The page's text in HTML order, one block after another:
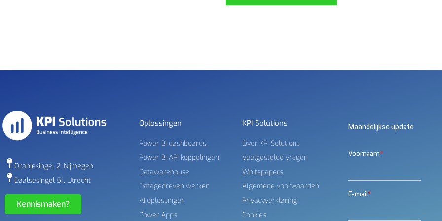
Oranjesingel 2, Nijmegen
Daalsesingel 51, Utrecht
Kennismaken?
Oplossingen
Power BI dashboards
Power BI API koppelingen
Datawarehouse
Datagedreven werken
AI oplossingen
Power Apps
KPI Solutions
Over KPI Solutions
Veelgestelde vragen
Whitepapers
Algemene voorwaarden
Privacyverklaring
Cookies
Maandelijkse update